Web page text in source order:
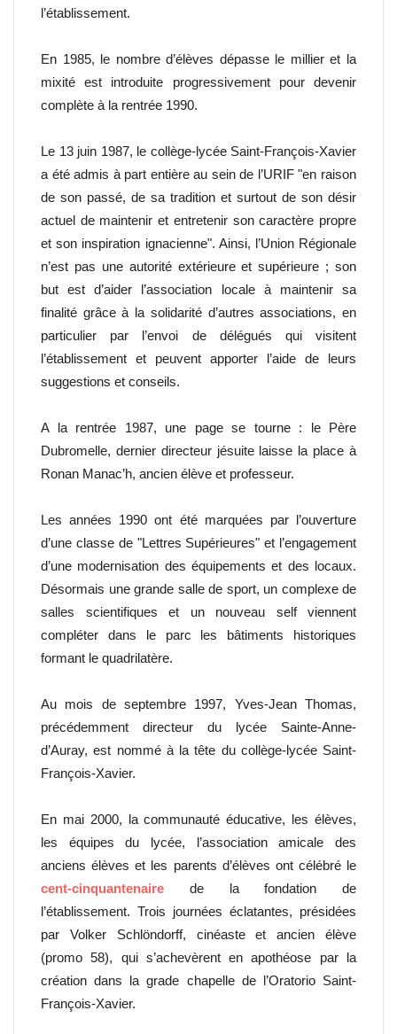
l’établissement.
En 1985, le nombre d’élèves dépasse le millier et la
mixité est introduite progressivement pour devenir
complète à la rentrée 1990.
Le 13 juin 1987, le collège-lycée Saint-François-Xavier
a été admis à part entière au sein de l’URIF "en raison
de son passé, de sa tradition et surtout de son désir
actuel de maintenir et entretenir son caractère propre
et son inspiration ignacienne". Ainsi, l’Union Régionale
n’est pas une autorité extérieure et supérieure ; son
but est d’aider l’association locale à maintenir sa
finalité grâce à la solidarité d’autres associations, en
particulier par l’envoi de délégués qui visitent
l’établissement et peuvent apporter l’aide de leurs
suggestions et conseils.
A la rentrée 1987, une page se tourne : le Père
Dubromelle, dernier directeur jésuite laisse la place à
Ronan Manac’h, ancien élève et professeur.
Les années 1990 ont été marquées par l’ouverture
d’une classe de "Lettres Supérieures" et l’engagement
d’une modernisation des équipements et des locaux.
Désormais une grande salle de sport, un complexe de
salles scientifiques et un nouveau self viennent
compléter dans le parc les bâtiments historiques
formant le quadrilatère.
Au mois de septembre 1997, Yves-Jean Thomas,
précédemment directeur du lycée Sainte-Anne-
d’Auray, est nommé à la tête du collège-lycée Saint-
François-Xavier.
En mai 2000, la communauté éducative, les élèves,
les équipes du lycée, l’association amicale des
anciens élèves et les parents d’élèves ont célébré le
cent-cinquantenaire de la fondation de
l’établissement. Trois journées éclatantes, présidées
par Volker Schlöndorff, cinéaste et ancien élève
(promo 58), qui s’achevèrent en apothéose par la
création dans la grade chapelle de l’Oratorio Saint-
François-Xavier.